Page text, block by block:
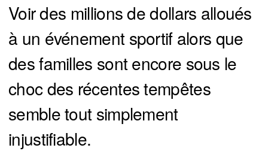
Voir des millions de dollars alloués
à un événement sportif alors que
des familles sont encore sous le
choc des récentes tempêtes
semble tout simplement
injustifiable.